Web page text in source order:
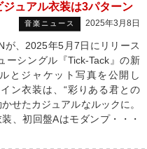
ュアル衣装は3パターン
音楽ニュース 2025年3月8日
が、2025年5月7日にリリース
ーシングル『Tick-Tack』の新
とジャケット写真を公開し
ン衣装は、“彩りある君との
せたカジュアルなルックに。
、初回盤Aはモダンプ・・・